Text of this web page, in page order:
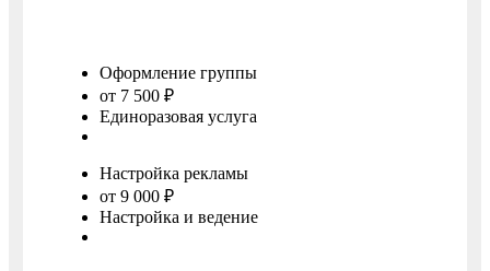
Оформление группы
от 7 500 ₽
Единоразовая услуга
Настройка рекламы
от 9 000 ₽
Настройка и ведение